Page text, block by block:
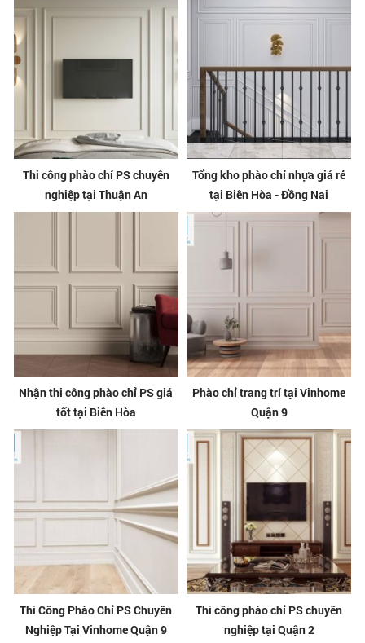
Thi công phào chỉ PS chuyên
nghiệp tại Thuận An
Tổng kho phào chỉ nhựa giá rẻ
tại Biên Hòa - Đồng Nai
Nhận thi công phào chỉ PS giá
tốt tại Biên Hòa
Phào chỉ trang trí tại Vinhome
Quận 9
Thi Công Phào Chỉ PS Chuyên
Nghiệp Tại Vinhome Quận 9
Thi công phào chỉ PS chuyên
nghiệp tại Quận 2